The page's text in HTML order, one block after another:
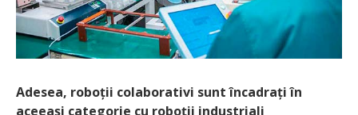
Adesea, roboții colaborativi sunt încadrați în
aceeași categorie cu roboții industriali